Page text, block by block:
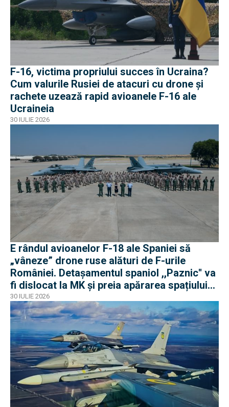
F-16, victima propriului succes în Ucraina?
Cum valurile Rusiei de atacuri cu drone și
rachete uzează rapid avioanele F-16 ale
Ucraineia
30 IULIE 2026
E rândul avioanelor F-18 ale Spaniei să
„vâneze” drone ruse alături de F-urile
României. Detașamentul spaniol ,,Paznic'' va
fi dislocat la MK și preia apărarea spațiului
aerian românesc
30 IULIE 2026